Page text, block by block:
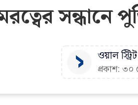
সন্ধানে
ওয়াল
প্রকাশ: